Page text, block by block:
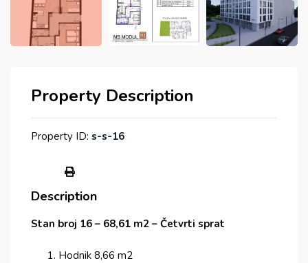
Property Description
Property ID: s-s-16
Description
Stan broj 16 – 68,61 m2 – Četvrti sprat
Hodnik 8,66 m2